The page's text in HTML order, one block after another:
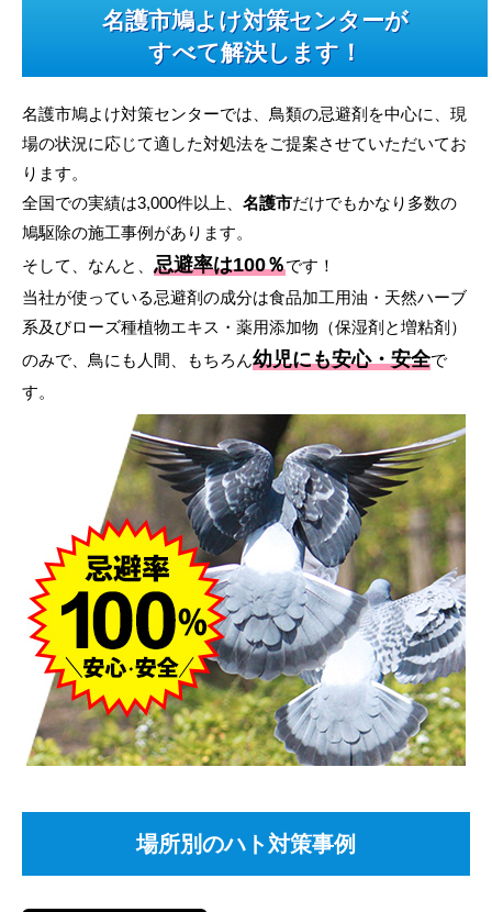
名護市鳩よけ対策センターが
すべて解決します！
名護市鳩よけ対策センターでは、鳥類の忌避剤を中心に、現
場の状況に応じて適した対処法をご提案させていただいてお
ります。
全国での実績は3,000件以上、 名護市だけでもかなり多数の
鳩駆除の施工事例があります。
そして、なんと、 忌避率は100％です！
当社が使っている忌避剤の成分は食品加工用油・天然ハーブ
系及びローズ種植物エキス・薬用添加物（保湿剤と増粘剤）
のみで、鳥にも人間、もちろん幼児にも安心・安全で
す。
場所別のハト対策事例